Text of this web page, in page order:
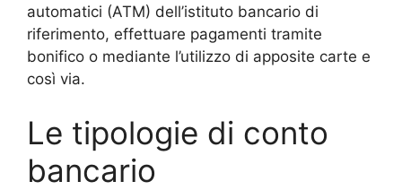
automatici (ATM) dell’istituto bancario di
riferimento, effettuare pagamenti tramite
bonifico o mediante l’utilizzo di apposite carte e
così via.
Le tipologie di conto
bancario